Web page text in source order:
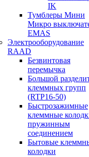
IK
Тумблеры Мини
Микро
EMAS
Электрооборудование
RAAD
Безвинтовая
перемычка
Большой
клеммных групп
(RTP16-50)
Быстрозажимные
клеммные
пружинным
соединением
Бытовые
колодки